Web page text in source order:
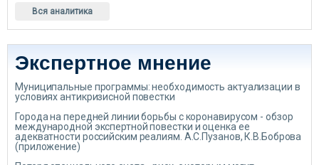
Вся аналитика
Экспертное мнение
Муниципальные программы: необходимость актуализации в
условиях антикризисной повестки
Города на передней линии борьбы с коронавирусом - обзор
международной экспертной повестки и оценка ее
адекватности российским реалиям. А.С.Пузанов, К.В.Боброва
(приложение)